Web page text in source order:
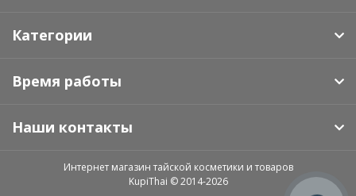
Категории
Время работы
Наши контакты
Интернет магазин тайской косметики и товаров
KupiThai © 2014-2026